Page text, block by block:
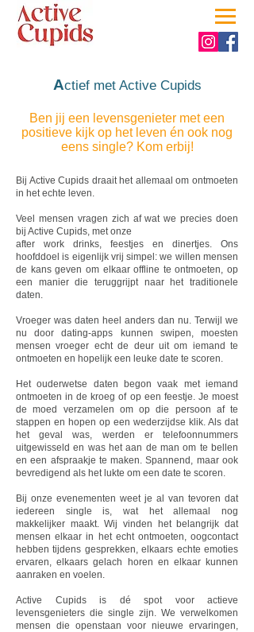
Actief met Active Cupids
Ben jij een levensgenieter met een
positieve kijk op het leven én ook nog
eens single? Kom erbij!
Bij Active Cupids draait het allemaal om ontmoeten
in het echte leven.
Veel mensen vragen zich af wat we precies doen
bij Active Cupids, met onze
after work drinks, feestjes en dinertjes. Ons
hoofddoel is eigenlijk vrij simpel: we willen mensen
de kans geven om elkaar offline te ontmoeten, op
een manier die teruggrijpt naar het traditionele
daten.
Vroeger was daten heel anders dan nu. Terwijl we
nu door dating-apps kunnen swipen, moesten
mensen vroeger echt de deur uit om iemand te
ontmoeten en hopelijk een leuke date te scoren.
Het ouderwetse daten begon vaak met iemand
ontmoeten in de kroeg of op een feestje. Je moest
de moed verzamelen om op die persoon af te
stappen en hopen op een wederzijdse klik. Als dat
het geval was, werden er telefoonnummers
uitgewisseld en was het aan de man om te bellen
en een afspraakje te maken. Spannend, maar ook
bevredigend als het lukte om een date te scoren.
Bij onze evenementen weet je al van tevoren dat
iedereen single is, wat het allemaal nog
makkelijker maakt. Wij vinden het belangrijk dat
mensen elkaar in het echt ontmoeten, oogcontact
hebben tijdens gesprekken, elkaars echte emoties
ervaren, elkaars gelach horen en elkaar kunnen
aanraken en voelen.
Active Cupids is dé spot voor actieve
levensgenieters die single zijn. We verwelkomen
mensen die openstaan voor nieuwe ervaringen,